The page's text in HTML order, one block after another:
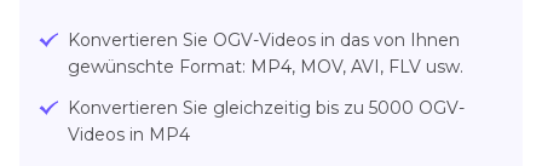
Konvertieren Sie OGV-Videos in das von Ihnen
gewünschte Format: MP4, MOV, AVI, FLV usw.
Konvertieren Sie gleichzeitig bis zu 5000 OGV-
Videos in MP4